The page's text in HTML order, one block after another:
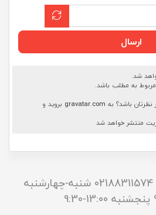
ارسال
شد.
مربوط به مطلب باشد.
باشد؟ به gravatar.com بروید و
منتشر خواهد شد
09129057583 / 02188311574 شنبه-چهارشنبه